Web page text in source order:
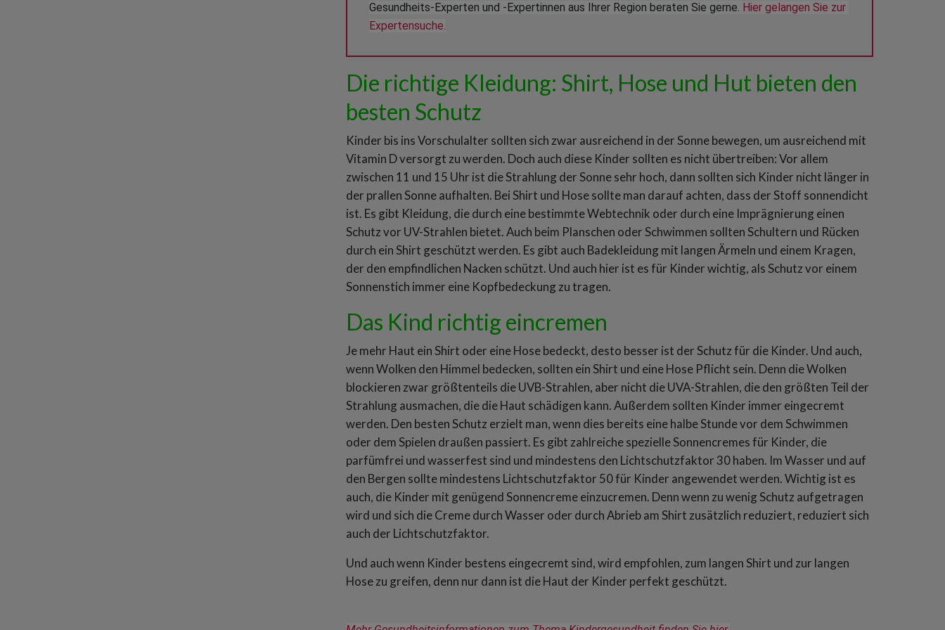
Gesundheits-Experten und -Expertinnen aus Ihrer Region beraten Sie gerne. Hier gelangen Sie zur
Expertensuche.
Die richtige Kleidung: Shirt, Hose und Hut bieten den
besten Schutz
Kinder bis ins Vorschulalter sollten sich zwar ausreichend in der Sonne bewegen, um ausreichend mit
Vitamin D versorgt zu werden. Doch auch diese Kinder sollten es nicht übertreiben: Vor allem
zwischen 11 und 15 Uhr ist die Strahlung der Sonne sehr hoch, dann sollten sich Kinder nicht länger in
der prallen Sonne aufhalten. Bei Shirt und Hose sollte man darauf achten, dass der Stoff sonnendicht
ist. Es gibt Kleidung, die durch eine bestimmte Webtechnik oder durch eine Imprägnierung einen
Schutz vor UV-Strahlen bietet. Auch beim Planschen oder Schwimmen sollten Schultern und Rücken
durch ein Shirt geschützt werden. Es gibt auch Badekleidung mit langen Ärmeln und einem Kragen,
der den empfindlichen Nacken schützt. Und auch hier ist es für Kinder wichtig, als Schutz vor einem
Sonnenstich immer eine Kopfbedeckung zu tragen.
Das Kind richtig eincremen
Je mehr Haut ein Shirt oder eine Hose bedeckt, desto besser ist der Schutz für die Kinder. Und auch,
wenn Wolken den Himmel bedecken, sollten ein Shirt und eine Hose Pflicht sein. Denn die Wolken
blockieren zwar größtenteils die UVB-Strahlen, aber nicht die UVA-Strahlen, die den größten Teil der
Strahlung ausmachen, die die Haut schädigen kann. Außerdem sollten Kinder immer eingecremt
werden. Den besten Schutz erzielt man, wenn dies bereits eine halbe Stunde vor dem Schwimmen
oder dem Spielen draußen passiert. Es gibt zahlreiche spezielle Sonnencremes für Kinder, die
parfümfrei und wasserfest sind und mindestens den Lichtschutzfaktor 30 haben. Im Wasser und auf
den Bergen sollte mindestens Lichtschutzfaktor 50 für Kinder angewendet werden. Wichtig ist es
auch, die Kinder mit genügend Sonnencreme einzucremen. Denn wenn zu wenig Schutz aufgetragen
wird und sich die Creme durch Wasser oder durch Abrieb am Shirt zusätzlich reduziert, reduziert sich
auch der Lichtschutzfaktor.
Und auch wenn Kinder bestens eingecremt sind, wird empfohlen, zum langen Shirt und zur langen
Hose zu greifen, denn nur dann ist die Haut der Kinder perfekt geschützt.